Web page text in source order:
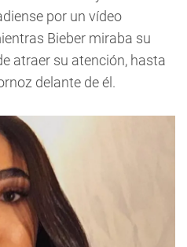
por un vídeo
Bieber miraba su
atraer su atención, hasta
delante de él.